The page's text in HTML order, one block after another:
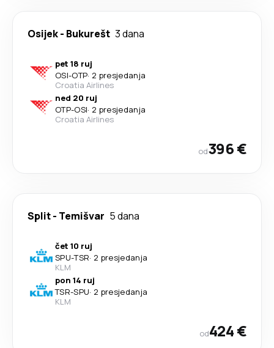
Osijek- Bukurešt 3 dana
pet 18 ruj
OSI-OTP· 2 presjedanja
Croatia Airlines
ned 20 ruj
OTP-OSI· 2 presjedanja
Croatia Airlines
od396 €
Split- Temišvar 5 dana
čet 10 ruj
SPU-TSR· 2 presjedanja
KLM
pon 14 ruj
TSR-SPU· 2 presjedanja
KLM
od424 €